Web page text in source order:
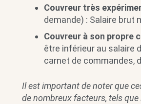
Couvreur très
demande) : Salaire brut
Couvreur à son propre
être inférieur au salaire
carnet de commandes,
Il est important de noter que
de nombreux facteurs, tels